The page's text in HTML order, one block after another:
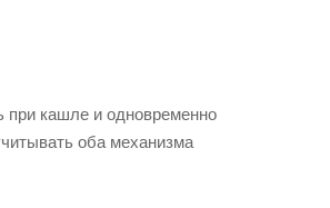
при кашле и одновременно
оба механизма